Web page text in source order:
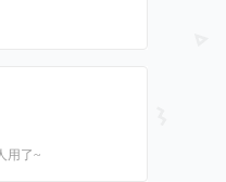
用了~